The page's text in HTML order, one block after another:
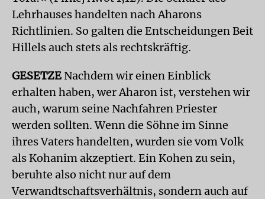
Lehrhauses handelten nach Aharons
Richtlinien. So galten die Entscheidungen Beit
Hillels auch stets als rechtskräftig.
GESETZE Nachdem wir einen Einblick
erhalten haben, wer Aharon ist, verstehen wir
auch, warum seine Nachfahren Priester
werden sollten. Wenn die Söhne im Sinne
ihres Vaters handelten, wurden sie vom Volk
als Kohanim akzeptiert. Ein Kohen zu sein,
beruhte also nicht nur auf dem
Verwandtschaftsverhältnis, sondern auch auf